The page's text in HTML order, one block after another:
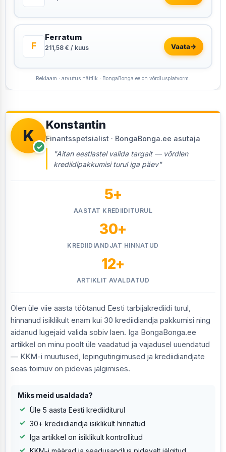
F
Ferratum
211,58 € / kuus Vaata→
Reklaam · arvutus näitlik · BongaBonga.ee on võrdlusplatvorm.
K
✓
Konstantin
Finantsspetsialist · BongaBonga.ee asutaja
"Aitan eestlastel valida targalt — võrdlen
krediidipakkumisi turul iga päev"
5+
AASTAT KREDIIDITURUL
30+
KREDIIDIANDJAT HINNATUD
12+
ARTIKLIT AVALDATUD
Olen üle viie aasta töötanud Eesti tarbijakrediidi turul,
hinnanud isiklikult enam kui 30 krediidiandja pakkumisi ning
aidanud lugejaid valida sobiv laen. Iga BongaBonga.ee
artikkel on minu poolt üle vaadatud ja vajadusel uuendatud
— KKM-i muutused, lepingutingimused ja krediidiandjate
seas toimuv on pidevas jälgimises.
Miks meid usaldada?
Üle 5 aasta Eesti krediiditurul
30+ krediidiandja isiklikult hinnatud
Iga artikkel on isiklikult kontrollitud